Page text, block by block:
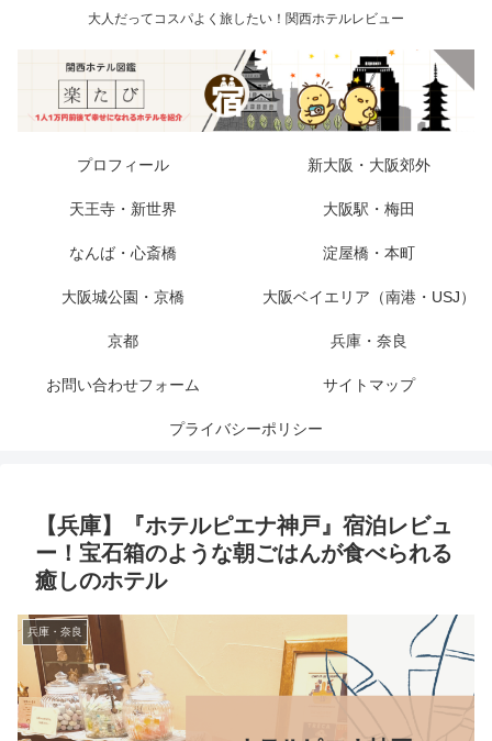
大人だってコスパよく旅したい！関西ホテルレビュー
プロフィール 新大阪・大阪郊外
天王寺・新世界 大阪駅・梅田
なんば・心斎橋 淀屋橋・本町
大阪城公園・京橋 大阪ベイエリア（南港・USJ）
京都 兵庫・奈良
お問い合わせフォーム サイトマップ
プライバシーポリシー
【兵庫】『ホテルピエナ神戸』宿泊レビュ
ー！宝石箱のような朝ごはんが食べられる
癒しのホテル
兵庫・奈良